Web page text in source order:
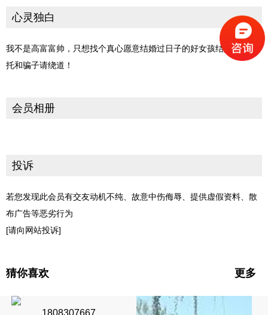
心灵独白
我不是高富富帅，只想找个真心愿意结婚过日子的好女孩结婚生活。
托和骗子请绕道！
会员相册
投诉
若您发现此会员有交友动机不纯、故意中伤侮辱、提供虚假资料、散
布广告等恶劣行为
[请向网站投诉]
猜你喜欢 更多